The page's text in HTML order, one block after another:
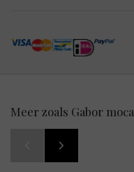
Meer zoals Gabor